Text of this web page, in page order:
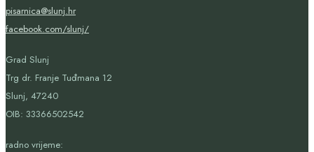
pisarnica@slunj.hr
facebook.com/slunj/
Grad Slunj
Trg dr. Franje Tuđmana 12
Slunj, 47240
OIB: 33366502542
radno vrijeme: